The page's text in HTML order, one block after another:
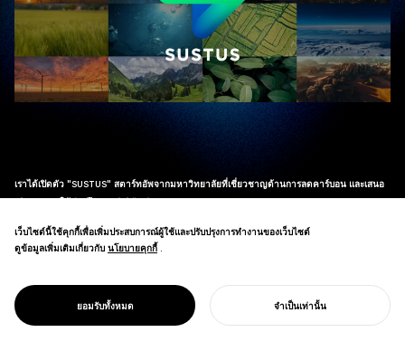
เราได้เปิดตัว "SUSTUS" สตาร์ทอัพจากมหาวิทยาลัยที่เชี่ยวชาญด้านการลดคาร์บอน และเสนอ
บริการ/การให้คำปรึกษาแก่บริษัทต่างๆ
การออกแบบสื่อของมหาวิทยาลัยเคโอ โดยมุ่งเน้นการวัดและลดการปล่อยก๊าซ
คาร์บอนไดออกไซด์ SUSTUS เสนอบริการและการให้คำปรึกษาที่เชี่ยวชาญด้านการลดคาร์บอน
ศูนย์กลาง บริการของบริษัทประกอบด้วยรายงานการปล่อยก๊าซ CO2, การกำหนดกลยุทธ์การลด
ก๊าซ CO2 ที่มีประสิทธิภาพ และโปรแกรมการศึกษาเพื่อฝึกอบรมบุคลากรในทักษะการลดคาร์บอน
งานให้คำปรึกษาของเราสำหรับ SAGA COLLECTIVE ได้ก่อให้เกิดบริษัทคาร์บอนศูนย์แห่งแรก
เว็บไซต์นี้ใช้คุกกี้เพื่อเพิ่มประสบการณ์ผู้ใช้และปรับปรุงการทำงานของเว็บไซต์
ดูข้อมูลเพิ่มเติมเกี่ยวกับ นโยบายคุกกี้
นโยบายคุกกี้ .
ยอมรับทั้งหมด จำเป็นเท่านั้น